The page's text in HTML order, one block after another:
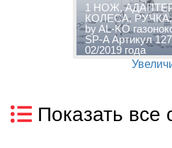
1 НОЖ,
КОЛЕСА,
by AL-KO
SP-A Артикул
02/2019 года
Показать все